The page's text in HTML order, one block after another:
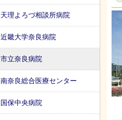
天理よろづ相談所病院
近畿大学奈良病院
市立奈良病院
南奈良総合医療センター
国保中央病院